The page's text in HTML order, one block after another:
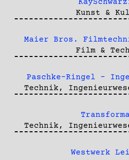
Kunst &
Maier Bros.
Film &
Paschke-Ringel -
Technik,
Technik,
Westwerk